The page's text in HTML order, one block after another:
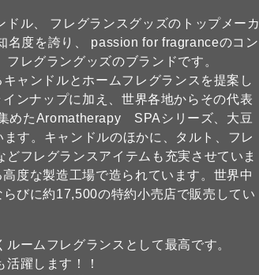
ル、 フレグランスグッズのトップメーカ
度を誇り、 passion for fragranceのコン
レグラングッズのブランドです。
ャンドルとホームフレグランスを提案し
ンナップに加え、世界各地からその代表
めたAromatherapy SPAシリーズ、大豆
す。キャンドルのほかに、タルト、フレ
フレグランスアイテムも充実させていま
度な製造工場で造られています。世界中
びに約17,500の特約小売店で販売してい
ームフレグランスとして最高です。
躍します！！